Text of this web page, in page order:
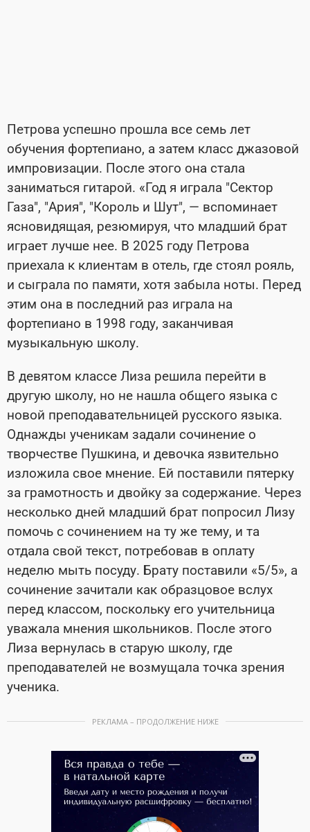
Петрова успешно прошла все семь лет
обучения фортепиано, а затем класс джазовой
импровизации. После этого она стала
заниматься гитарой. «Год я играла "Сектор
Газа", "Ария", "Король и Шут", — вспоминает
ясновидящая, резюмируя, что младший брат
играет лучше нее. В 2025 году Петрова
приехала к клиентам в отель, где стоял рояль,
и сыграла по памяти, хотя забыла ноты. Перед
этим она в последний раз играла на
фортепиано в 1998 году, заканчивая
музыкальную школу.
В девятом классе Лиза решила перейти в
другую школу, но не нашла общего языка с
новой преподавательницей русского языка.
Однажды ученикам задали сочинение о
творчестве Пушкина, и девочка язвительно
изложила свое мнение. Ей поставили пятерку
за грамотность и двойку за содержание. Через
несколько дней младший брат попросил Лизу
помочь с сочинением на ту же тему, и та
отдала свой текст, потребовав в оплату
неделю мыть посуду. Брату поставили «5/5», а
сочинение зачитали как образцовое вслух
перед классом, поскольку его учительница
уважала мнения школьников. После этого
Лиза вернулась в старую школу, где
преподавателей не возмущала точка зрения
ученика.
РЕКЛАМА – ПРОДОЛЖЕНИЕ НИЖЕ